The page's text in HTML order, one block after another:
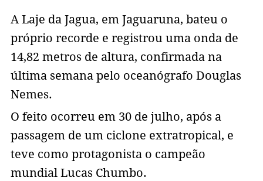
A Laje da Jagua, em Jaguaruna, bateu o
próprio recorde e registrou uma onda de
14,82 metros de altura, confirmada na
última semana pelo oceanógrafo Douglas
Nemes.
O feito ocorreu em 30 de julho, após a
passagem de um ciclone extratropical, e
teve como protagonista o campeão
mundial Lucas Chumbo.